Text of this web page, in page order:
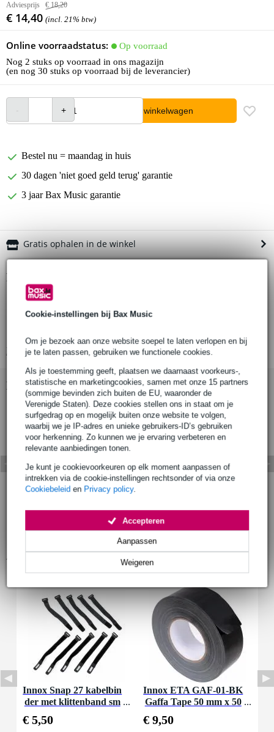
Cookie-instellingen bij Bax Music
Om je bezoek aan onze website soepel te laten verlopen en bij
je te laten passen, gebruiken we functionele cookies.
Als je toestemming geeft, plaatsen we daarnaast voorkeurs-,
statistische en marketingcookies, samen met onze 15 partners
(sommige bevinden zich buiten de EU, waaronder de
Verenigde Staten). Deze cookies stellen ons in staat om je
surfgedrag op en mogelijk buiten onze website te volgen,
waarbij we je IP-adres en unieke gebruikers-ID’s gebruiken
voor herkenning. Zo kunnen we je ervaring verbeteren en
relevante aanbiedingen tonen.
Je kunt je cookievoorkeuren op elk moment aanpassen of
intrekken via de cookie-instellingen rechtsonder of via onze
Cookiebeleid en Privacy policy.
Weigeren
Aanpassen
Accepteren
Adviesprijs € 18,20
€ 14,40 (incl. 21% btw)
Online voorraadstatus:
Op voorraad
Nog 2 stuks op voorraad in ons magazijn
(en nog 30 stuks op voorraad bij de leverancier)
In winkelwagen
Bestel nu = maandag in huis
30 dagen 'niet goed geld terug' garantie
3 jaar Bax Music garantie
Gratis ophalen in de winkel
Productinformatie
Stagg speakerkabel
connectoren: 6.3 mm mono-jack
Bekijk alle productspecificaties
Bekijk ook eens (1)
Accessoires (2)
Innox Snap 27 kabelbin
der met klittenband sm
€ 5,50
Innox ETA GAF-01-BK
Gaffa Tape 50 mm x 50
€ 9,50